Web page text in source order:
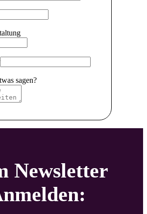
sagen?
Newsletter